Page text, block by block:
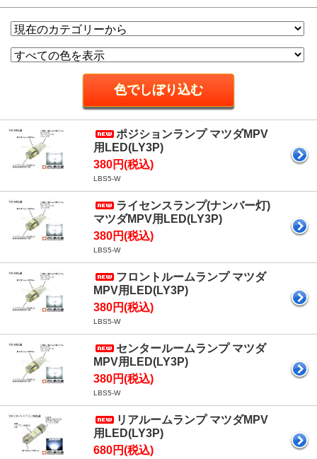
ポジションランプ マツダMPV
用LED(LY3P)
380円(税込)
LBS5-W
ライセンスランプ(ナンバー灯)
マツダMPV用LED(LY3P)
380円(税込)
LBS5-W
フロントルームランプ マツダ
MPV用LED(LY3P)
380円(税込)
LBS5-W
センタールームランプ マツダ
MPV用LED(LY3P)
380円(税込)
LBS5-W
リアルームランプ マツダMPV
用LED(LY3P)
680円(税込)